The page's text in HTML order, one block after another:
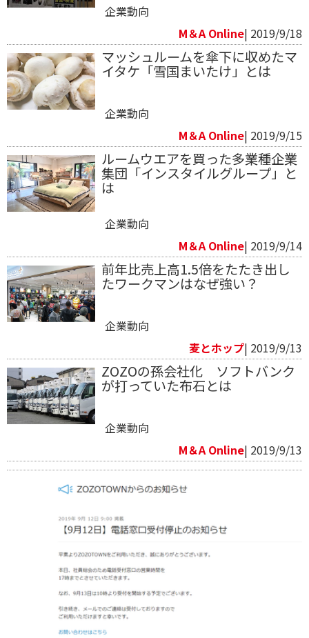
企業動向
M＆A Online| 2019/9/18
マッシュルームを傘下に収めたマ
イタケ「雪国まいたけ」とは
企業動向
M＆A Online| 2019/9/15
ルームウエアを買った多業種企業
集団「インスタイルグループ」と
は
企業動向
M＆A Online| 2019/9/14
前年比売上高1.5倍をたたき出し
たワークマンはなぜ強い？
企業動向
麦とホップ| 2019/9/13
ZOZOの孫会社化 ソフトバンク
が打っていた布石とは
企業動向
M＆A Online| 2019/9/13